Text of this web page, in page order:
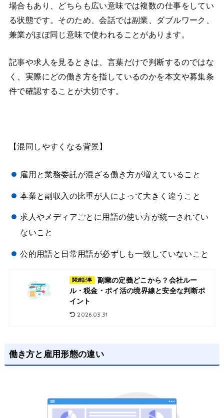
場合もあり、どちらも広い意味では複数の仕事をしてい
る状態です。そのため、会話では副業、ダブルワーク、
兼業がほぼ同じ意味で使われることがあります。
記事や求人を見るときは、言葉だけで判断するのではな
く、実際にどの働き方を指しているのかを本文や募集条
件で確認することが大切です。
【混同しやすくなる背景】
雇用と業務委託が混ざる働き方が増えていること
本業と副収入の比重が人によって大きく違うこと
求人やメディアごとに用語の使い方が統一されてい
ないこと
公的用語と日常用語が必ずしも一致していないこと
関連記事
副業の定義どこから？会社ルー
ル・税金・ポイ活の境界線と安全な判断ポ
イント
2026.03.31
働き方と雇用形態の違い